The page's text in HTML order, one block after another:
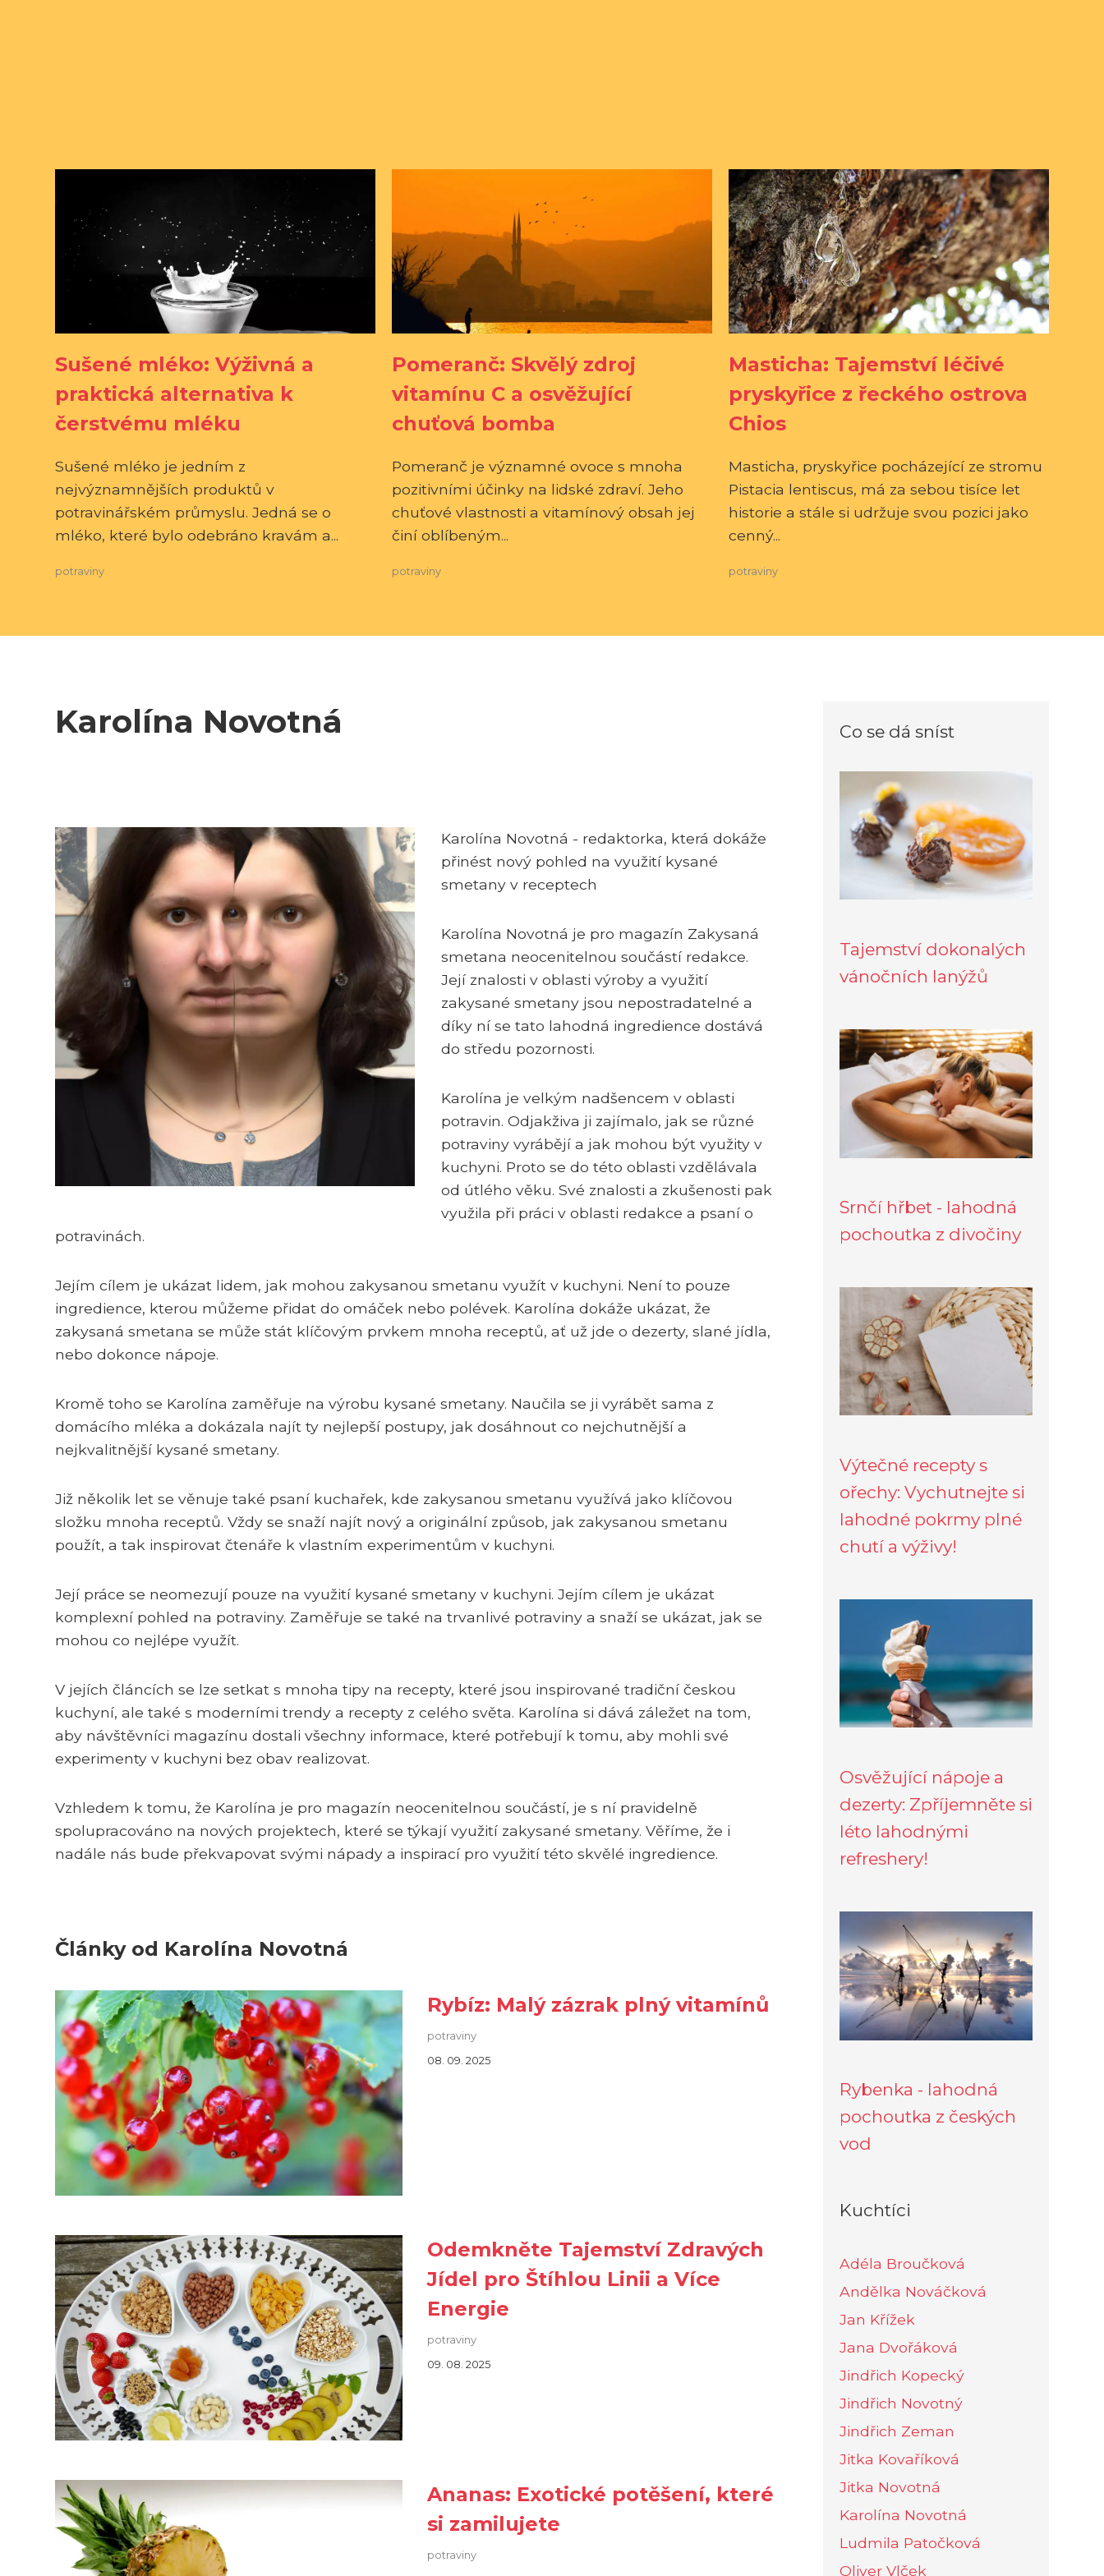
Sušené mléko: Výživná a
praktická alternativa k
čerstvému mléku
Sušené mléko je jedním z
nejvýznamnějších produktů v
potravinářském průmyslu. Jedná se o
mléko, které bylo odebráno kravám a...
potraviny
Pomeranč: Skvělý zdroj
vitamínu C a osvěžující
chuťová bomba
Pomeranč je významné ovoce s mnoha
pozitivními účinky na lidské zdraví. Jeho
chuťové vlastnosti a vitamínový obsah jej
činí oblíbeným...
potraviny
Masticha: Tajemství léčivé
pryskyřice z řeckého ostrova
Chios
Masticha, pryskyřice pocházející ze stromu
Pistacia lentiscus, má za sebou tisíce let
historie a stále si udržuje svou pozici jako
cenný...
potraviny
Karolína Novotná
Karolína Novotná - redaktorka, která dokáže
přinést nový pohled na využití kysané
smetany v receptech
Karolína Novotná je pro magazín Zakysaná
smetana neocenitelnou součástí redakce.
Její znalosti v oblasti výroby a využití
zakysané smetany jsou nepostradatelné a
díky ní se tato lahodná ingredience dostává
do středu pozornosti.
Karolína je velkým nadšencem v oblasti
potravin. Odjakživa ji zajímalo, jak se různé
potraviny vyrábějí a jak mohou být využity v
kuchyni. Proto se do této oblasti vzdělávala
od útlého věku. Své znalosti a zkušenosti pak
využila při práci v oblasti redakce a psaní o
potravinách.
Jejím cílem je ukázat lidem, jak mohou zakysanou smetanu využít v kuchyni. Není to pouze
ingredience, kterou můžeme přidat do omáček nebo polévek. Karolína dokáže ukázat, že
zakysaná smetana se může stát klíčovým prvkem mnoha receptů, ať už jde o dezerty, slané jídla,
nebo dokonce nápoje.
Kromě toho se Karolína zaměřuje na výrobu kysané smetany. Naučila se ji vyrábět sama z
domácího mléka a dokázala najít ty nejlepší postupy, jak dosáhnout co nejchutnější a
nejkvalitnější kysané smetany.
Již několik let se věnuje také psaní kuchařek, kde zakysanou smetanu využívá jako klíčovou
složku mnoha receptů. Vždy se snaží najít nový a originální způsob, jak zakysanou smetanu
použít, a tak inspirovat čtenáře k vlastním experimentům v kuchyni.
Její práce se neomezují pouze na využití kysané smetany v kuchyni. Jejím cílem je ukázat
komplexní pohled na potraviny. Zaměřuje se také na trvanlivé potraviny a snaží se ukázat, jak se
mohou co nejlépe využít.
V jejích článcích se lze setkat s mnoha tipy na recepty, které jsou inspirované tradiční českou
kuchyní, ale také s moderními trendy a recepty z celého světa. Karolína si dává záležet na tom,
aby návštěvníci magazínu dostali všechny informace, které potřebují k tomu, aby mohli své
experimenty v kuchyni bez obav realizovat.
Vzhledem k tomu, že Karolína je pro magazín neocenitelnou součástí, je s ní pravidelně
spolupracováno na nových projektech, které se týkají využití zakysané smetany. Věříme, že i
nadále nás bude překvapovat svými nápady a inspirací pro využití této skvělé ingredience.
Články od Karolína Novotná
Rybíz: Malý zázrak plný vitamínů
potraviny
08. 09. 2025
Odemkněte Tajemství Zdravých
Jídel pro Štíhlou Linii a Více
Energie
potraviny
09. 08. 2025
Ananas: Exotické potěšení, které
si zamilujete
potraviny
Co se dá sníst
Tajemství dokonalých
vánočních lanýžů
Srnčí hřbet - lahodná
pochoutka z divočiny
Výtečné recepty s
ořechy: Vychutnejte si
lahodné pokrmy plné
chutí a výživy!
Osvěžující nápoje a
dezerty: Zpříjemněte si
léto lahodnými
refreshery!
Rybenka - lahodná
pochoutka z českých
vod
Kuchtíci
Adéla Broučková
Andělka Nováčková
Jan Křížek
Jana Dvořáková
Jindřich Kopecký
Jindřich Novotný
Jindřich Zeman
Jitka Kovaříková
Jitka Novotná
Karolína Novotná
Ludmila Patočková
Oliver Vlček